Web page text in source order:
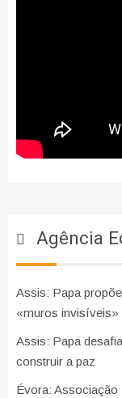
Agência
Assis: Papa
«muros invisíveis»
Assis: Papa
construir a paz
Évora: Associação